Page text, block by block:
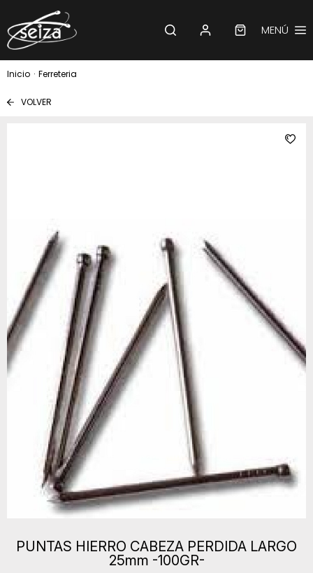
MENÚ
Inicio · Ferreteria
VOLVER
PUNTAS HIERRO CABEZA PERDIDA LARGO
25mm -100GR-